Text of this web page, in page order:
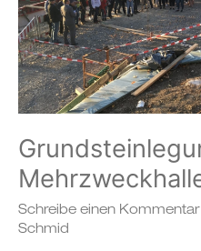
Schreibe einen Kommentar
Schmid